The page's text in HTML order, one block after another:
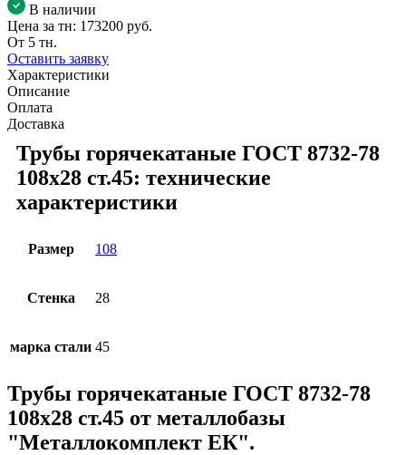
В наличии
Цена за тн: 173200 руб.
От 5 тн.
Оставить заявку
Характеристики
Описание
Оплата
Доставка
Трубы горячекатаные ГОСТ 8732-78
108x28 ст.45: технические
характеристики
Размер 108
Стенка 28
марка стали 45
Трубы горячекатаные ГОСТ 8732-78
108x28 ст.45 от металлобазы
"Металлокомплект ЕК".